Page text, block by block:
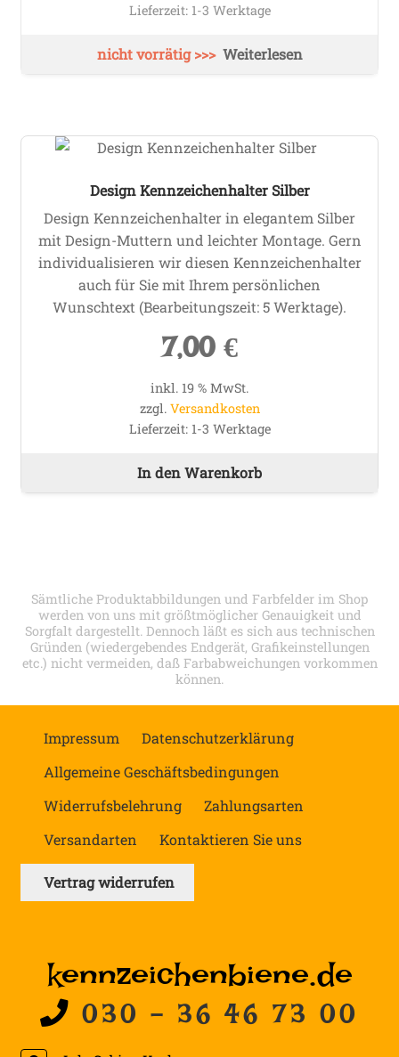
Lieferzeit: 1-3 Werktage
Weiterlesen
Design Kennzeichenhalter Silber
Design Kennzeichenhalter in elegantem Silber
mit Design-Muttern und leichter Montage. Gern
individualisieren wir diesen Kennzeichenhalter
auch für Sie mit Ihrem persönlichen
Wunschtext (Bearbeitungszeit: 5 Werktage).
7,00€
inkl. 19 % MwSt.
zzgl. Versandkosten
Lieferzeit: 1-3 Werktage
In den Warenkorb
Sämtliche Produktabbildungen und Farbfelder im Shop
werden von uns mit größtmöglicher Genauigkeit und
Sorgfalt dargestellt. Dennoch läßt es sich aus technischen
Gründen (wiedergebendes Endgerät, Grafikeinstellungen
etc.) nicht vermeiden, daß Farbabweichungen vorkommen
können.
Impressum
Datenschutzerklärung
Allgemeine Geschäftsbedingungen
Widerrufsbelehrung
Zahlungsarten
Versandarten
Kontaktieren Sie uns
Vertrag widerrufen
kennzeichenbiene.de
030 - 36 46 73 00